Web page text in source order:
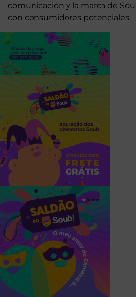
comunicación y la marca de
con consumidores potenciales.